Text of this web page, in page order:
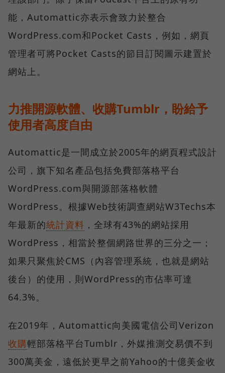
能，Automattic亦表示會致力於整合
WordPress.com和Pocket Casts，例如，網頁
管理者可將Pocket Casts的節目訂閱圖示建置於
網站上。
力推開源軟體、收購Tumblr，盼給予
使用者高度自由
Automattic是一間成立於2005年的網頁程式設計
公司，旗下知名產品包括免費部落格平台
WordPress.com與開源部落格軟體
WordPress。根據Web技術調查網站W3Techs本
年最新的統計資料 ，全球有43%的網站採用
WordPress，相當於整個網路世界的三分之一；
如果只聚焦於CMS（內容管理系統，也就是網站
後台）的使用，則WordPress的市佔率可達
64.3%。
在2019年，Automattic向美國電信公司Verizon
收購輕部落格平台Tumblr，外媒推測交易價不到
300萬美金，遠低於更早之前Yahoo的十億美金收